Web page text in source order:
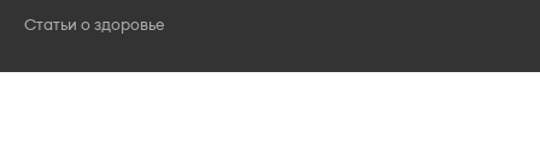
Статьи о здоровье
Новости